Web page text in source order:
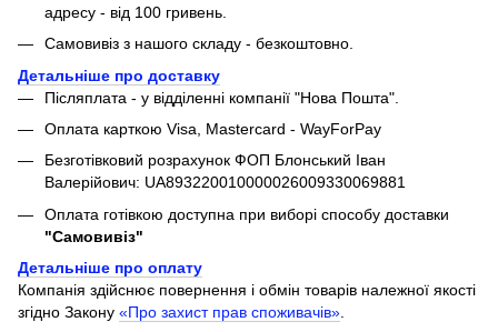
адресу - від 100 гривень.
Самовивіз з нашого складу - безкоштовно.
Детальніше про доставку
Післяплата - у відділенні компанії "Нова Пошта".
Оплата карткою Visa, Mastercard - WayForPay
Безготівковий розрахунок ФОП Блонський Іван
Валерійович: UA893220010000026009330069881
Оплата готівкою доступна при виборі способу доставки
"Самовивіз"
Детальніше про оплату
Компанія здійснює повернення і обмін товарів належної якості
згідно Закону «Про захист прав споживачів»